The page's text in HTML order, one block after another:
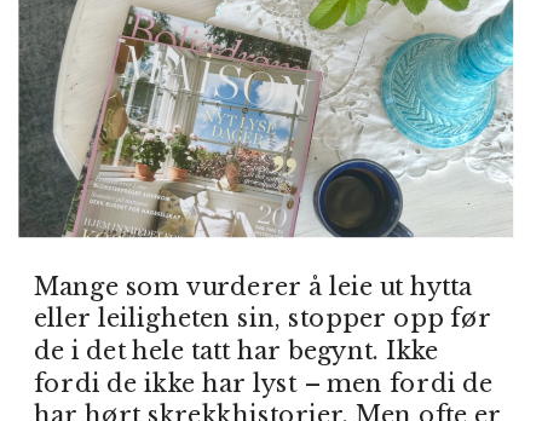
Mange som vurderer å leie ut hytta
eller leiligheten sin, stopper opp før
de i det hele tatt har begynt. Ikke
fordi de ikke har lyst – men fordi de